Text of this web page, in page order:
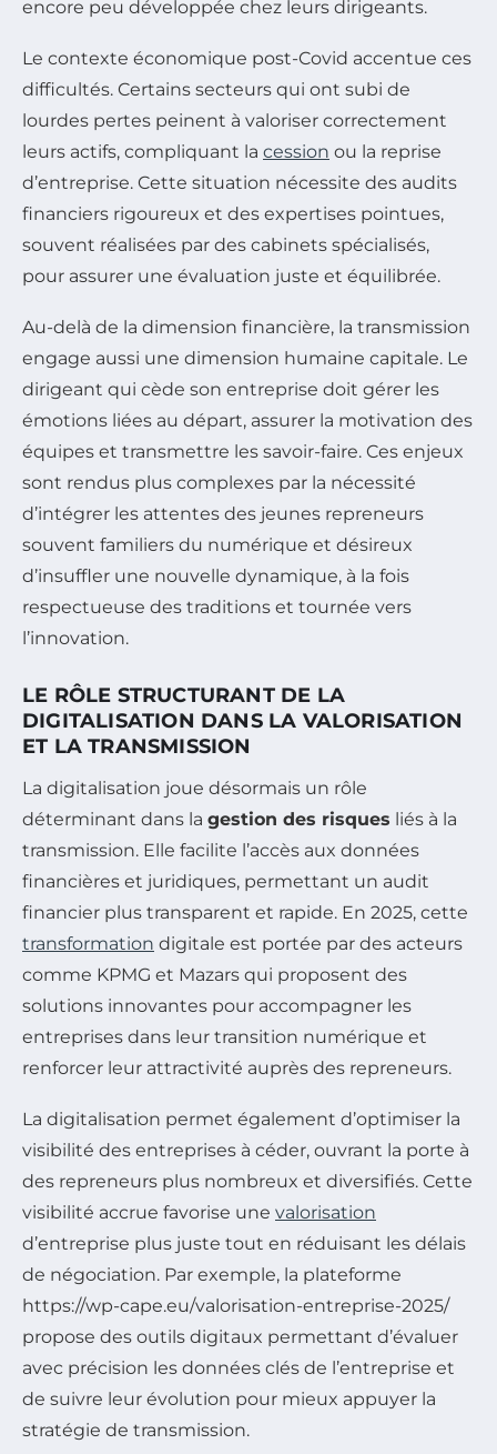
encore peu développée chez leurs dirigeants.
Le contexte économique post-Covid accentue ces
difficultés. Certains secteurs qui ont subi de
lourdes pertes peinent à valoriser correctement
leurs actifs, compliquant la cession ou la reprise
d’entreprise. Cette situation nécessite des audits
financiers rigoureux et des expertises pointues,
souvent réalisées par des cabinets spécialisés,
pour assurer une évaluation juste et équilibrée.
Au-delà de la dimension financière, la transmission
engage aussi une dimension humaine capitale. Le
dirigeant qui cède son entreprise doit gérer les
émotions liées au départ, assurer la motivation des
équipes et transmettre les savoir-faire. Ces enjeux
sont rendus plus complexes par la nécessité
d’intégrer les attentes des jeunes repreneurs
souvent familiers du numérique et désireux
d’insuffler une nouvelle dynamique, à la fois
respectueuse des traditions et tournée vers
l’innovation.
LE RÔLE STRUCTURANT DE LA
DIGITALISATION DANS LA VALORISATION
ET LA TRANSMISSION
La digitalisation joue désormais un rôle
déterminant dans la gestion des risques liés à la
transmission. Elle facilite l’accès aux données
financières et juridiques, permettant un audit
financier plus transparent et rapide. En 2025, cette
transformation digitale est portée par des acteurs
comme KPMG et Mazars qui proposent des
solutions innovantes pour accompagner les
entreprises dans leur transition numérique et
renforcer leur attractivité auprès des repreneurs.
La digitalisation permet également d’optimiser la
visibilité des entreprises à céder, ouvrant la porte à
des repreneurs plus nombreux et diversifiés. Cette
visibilité accrue favorise une valorisation
d’entreprise plus juste tout en réduisant les délais
de négociation. Par exemple, la plateforme
https://wp-cape.eu/valorisation-entreprise-2025/
propose des outils digitaux permettant d’évaluer
avec précision les données clés de l’entreprise et
de suivre leur évolution pour mieux appuyer la
stratégie de transmission.